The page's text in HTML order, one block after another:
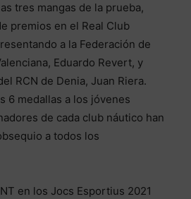
tres mangas de la prueba,
premios en el Real Club
a la Federación de
Eduardo Revert, y
RCN de Denia, Juan Riera.
6 medallas a los jóvenes
de cada club náutico han
a todos los
en los Jocs Esportius 2021